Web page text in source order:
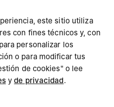
MM6
parte del grupo OTB
este sitio utiliza
con fines técnicos y, con
personalizar los
o para modificar tus
de cookies" o lee
yde privacidad.